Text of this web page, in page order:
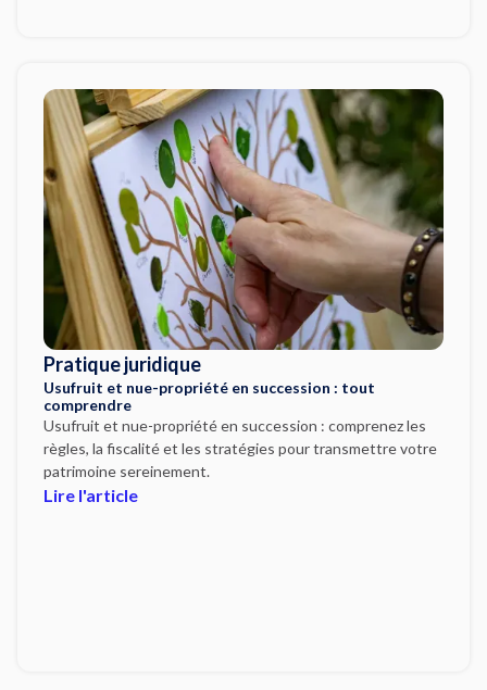
Pratique juridique
Usufruit et nue-propriété en succession : tout
comprendre
Usufruit et nue-propriété en succession : comprenez les
règles, la fiscalité et les stratégies pour transmettre votre
patrimoine sereinement.
Lire l'article